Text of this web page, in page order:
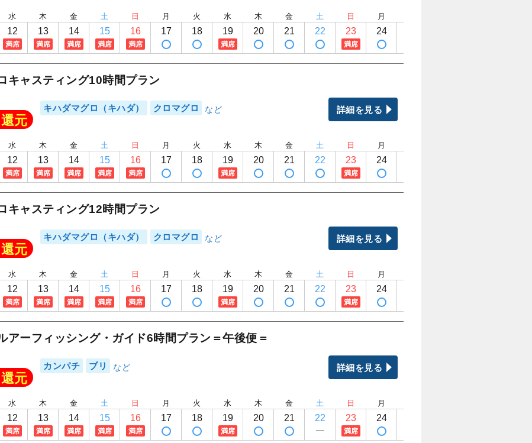
水
12
満席
木
13
満席
金
14
満席
土
15
満席
日
16
満席
月
17
火
18
水
19
満席
木
20
金
21
土
22
日
23
満席
月
24
キャスティング10時間プラン
元
キハダマグロ（キハダ） クロマグロ 詳細を見る
水
12
満席
木
13
満席
金
14
満席
土
15
満席
日
16
満席
月
17
火
18
水
19
満席
木
20
金
21
土
22
日
23
満席
月
24
キャスティング12時間プラン
元
キハダマグロ（キハダ） クロマグロ 詳細を見る
水
12
満席
木
13
満席
金
14
満席
土
15
満席
日
16
満席
月
17
火
18
水
19
満席
木
20
金
21
土
22
日
23
満席
月
24
アーフィッシング・ガイド6時間プラン＝午後便＝
元
カンパチ ブリ 詳細を見る
水
12
満席
木
13
満席
金
14
満席
土
15
満席
日
16
満席
月
17
火
18
水
19
満席
木
20
金
21
土
22
日
23
満席
月
24